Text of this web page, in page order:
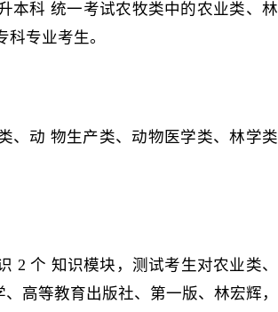
本科 统一考试农牧类中的农业类、林
专业考生。
、动 物生产类、动物医学类、林学类
2 个 知识模块，测试考生对农业类、
高等教育出版社、第一版、林宏辉，